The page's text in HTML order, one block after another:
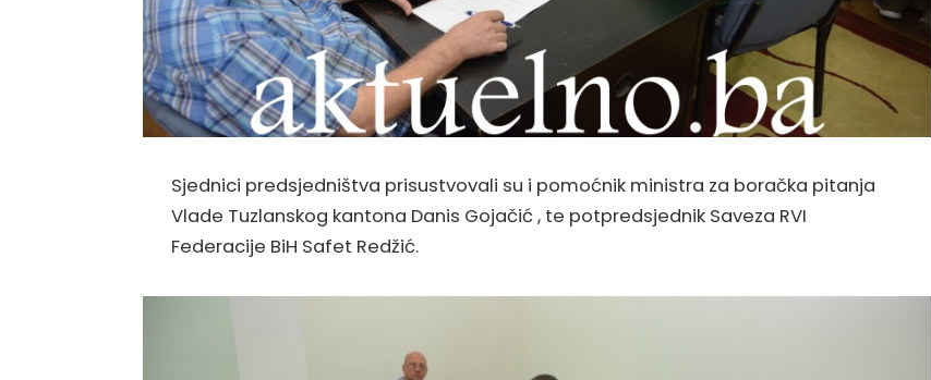
Sjednici predsjedništva prisustvovali su i pomoćnik ministra za boračka pitanja
Vlade Tuzlanskog kantona Danis Gojačić , te potpredsjednik Saveza RVI
Federacije BiH Safet Redžić.